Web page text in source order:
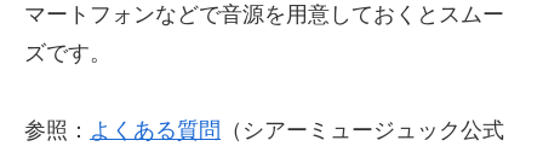
マートフォンなどで音源を用意しておくとスムー
ズです。
参照： よくある質問 （シアーミュージュック公式